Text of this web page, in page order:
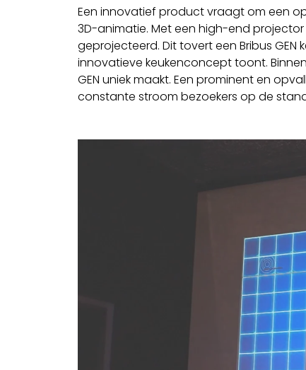
Een innovatief product vraagt om een
3D-animatie. Met een high-end
geprojecteerd. Dit tovert een Bribus
innovatieve keukenconcept toont.
GEN uniek maakt. Een prominent en
constante stroom bezoekers op de